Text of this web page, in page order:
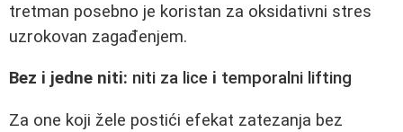
tretman posebno je koristan za oksidativni stres
uzrokovan zagađenjem.
Bez i jedne niti: niti za lice i temporalni lifting
Za one koji žele postići efekat zatezanja bez